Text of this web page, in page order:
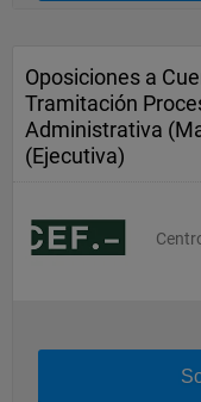
Oposiciones a
Tramitación
Administrativa
(Ejecutiva)